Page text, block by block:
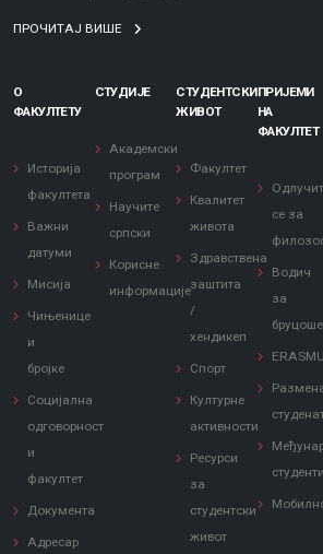
ПРОЧИТАЈ ВИШЕ
О
ФАКУЛТЕТУ
Историја
факултета
Важни
датуми
Мисија
Чињенице
и
бројке
Социјална
одговорност
и
факултет
Документа
Адресар
СТУДИЈЕ
Академски
програм
Научите
српски
Корисне
информације
СТУДЕНТСКИ
ЖИВОТ
Факултет
Квалитет
живота
Здравствена
заштита
/
хендикеп
Спорт
Културне
активности
Ресурси
за
студентски
живот
ПРИЈЕМИ
НА
ФАКУЛТЕТ
се за
Водич
за
бруцоше
студенти